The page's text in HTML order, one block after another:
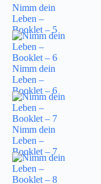
Nimm dein
Leben –
Booklet – 5
Nimm dein
Leben –
Booklet – 6
Nimm dein
Leben –
Booklet – 7